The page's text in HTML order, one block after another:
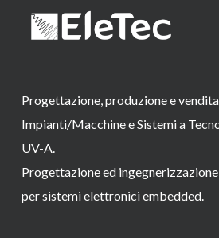
Progettazione, produzione e
Impianti/Macchine e Sistemi a
UV-A.
Progettazione ed
per sistemi elettronici embedded.